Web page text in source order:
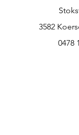
3582
0478